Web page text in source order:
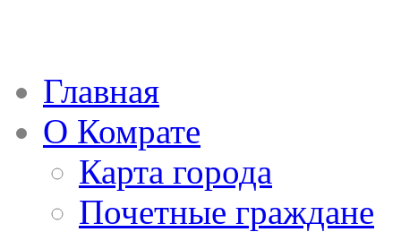
Главная
О Комрате
Карта города
Почетные граждане